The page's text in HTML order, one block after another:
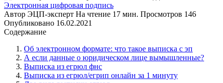
Электронная цифровая подпись
Автор ЭЦП-эксперт На чтение 17 мин. Просмотров 146
Опубликовано 16.02.2021
Содержание
Об электронном формате: что такое выписка с эп
А если данные о юридическом лице вымышленные?
Выписка из егрюл фнс
Выписка из егрюл/егрип онлайн за 1 минуту